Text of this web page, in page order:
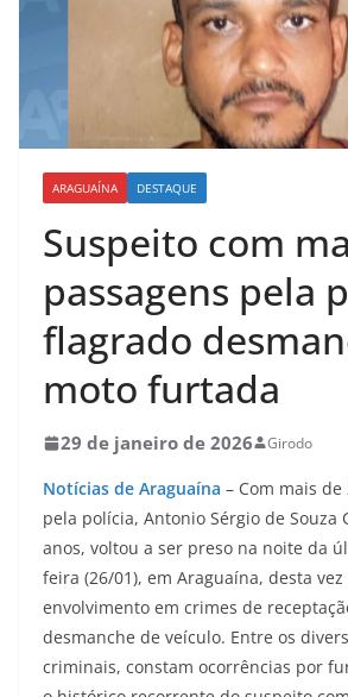
ARAGUAÍNA DESTAQUE
Suspeito com
passagens pela
flagrado
moto furtada
29 de janeiro de 2026 Girodo
Notícias de Araguaína – Com mais de
pela polícia, Antonio Sérgio de Souza
anos, voltou a ser preso na noite da
feira (26/01), em Araguaína, desta
envolvimento em crimes de
desmanche de veículo. Entre os
criminais, constam ocorrências por